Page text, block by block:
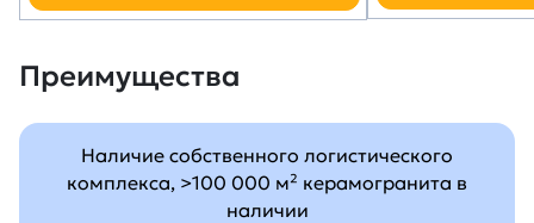
Преимущества
Наличие собственного логистического
комплекса, >100 000 м² керамогранита в
наличии